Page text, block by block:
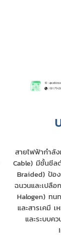
สายไฟฟ้ากำลั
Cable) มีชั้นชี
Braided) ป้อ
ฉนวนและเปลื
Halogen) ทน
และสารเคมี เ
และระบบค